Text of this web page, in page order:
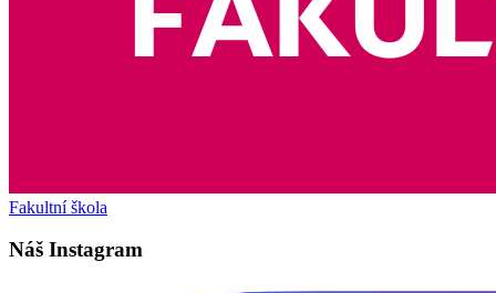
Fakultní škola
Náš Instagram